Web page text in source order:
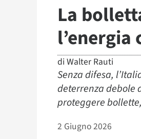
La
l’energia
di Walter Rauti
Senza difesa,
deterrenza debole
proteggere
2 Giugno 2026